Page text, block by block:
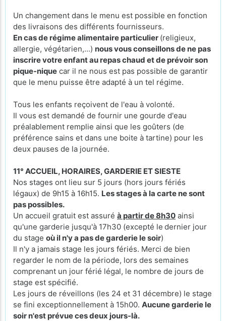
Un changement dans le menu est possible en fonction
des livraisons des différents fournisseurs.
En cas de régime alimentaire particulier (religieux,
allergie, végétarien,...) nous vous conseillons de ne pas
inscrire votre enfant au repas chaud et de prévoir son
pique-nique car il ne nous est pas possible de garantir
que le menu puisse être adapté à un tel régime.
Tous les enfants reçoivent de l'eau à volonté.
Il vous est demandé de fournir une gourde d'eau
préalablement remplie ainsi que les goûters (de
préférence sains et dans une boite à tartine) pour les
deux pauses de la journée.
11° ACCUEIL, HORAIRES, GARDERIE ET SIESTE
Nos stages ont lieu sur 5 jours (hors jours fériés
légaux) de 9h15 à 16h15. Les stages à la carte ne sont
pas possibles.
Un accueil gratuit est assuré à partir de 8h30 ainsi
qu'une garderie jusqu'à 17h30 (excepté le dernier jour
du stage où il n'y a pas de garderie le soir)
Il n'y a jamais stage les jours fériés. Merci de bien
regarder le nom de la période, lors des semaines
comprenant un jour férié légal, le nombre de jours de
stage est spécifié.
Les jours de réveillons (les 24 et 31 décembre) le stage
se fini exceptionnellement à 15h00. Aucune garderie le
soir n'est prévue ces deux jours-là.